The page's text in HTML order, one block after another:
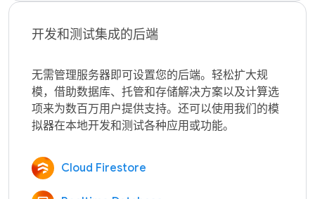
开发和测试集成的后端
无需管理服务器即可设置您的后端。轻松扩大规
模，借助数据库、托管和存储解决方案以及计算选
项来为数百万用户提供支持。还可以使用我们的模
Cloud Firestore